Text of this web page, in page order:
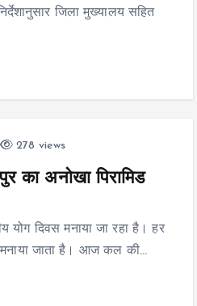
जिला मुख्यालय सहित
278 views
का अनोखा पिरामिड
योग दिवस मनाया जा रहा है। हर
जाता है। आज कल की…